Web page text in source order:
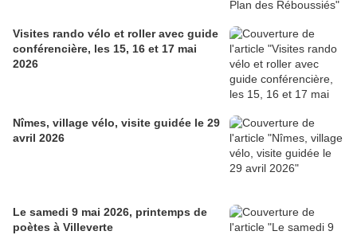
Visites rando vélo et roller avec guide
conférencière, les 15, 16 et 17 mai
2026
Nîmes, village vélo, visite guidée le 29
avril 2026
Le samedi 9 mai 2026, printemps de
poètes à Villeverte